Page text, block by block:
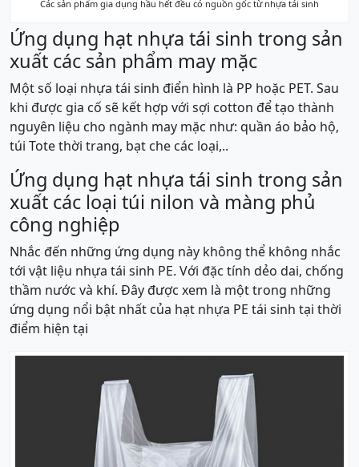
Các sản phẩm gia dụng hầu hết đều có nguồn gốc từ nhựa tái sinh
Ứng dụng hạt nhựa tái sinh trong sản
xuất các sản phẩm may mặc
Một số loại nhựa tái sinh điển hình là PP hoặc PET. Sau
khi được gia cố sẽ kết hợp với sợi cotton để tạo thành
nguyên liệu cho ngành may mặc như: quần áo bảo hộ,
túi Tote thời trang, bạt che các loại,..
Ứng dụng hạt nhựa tái sinh trong sản
xuất các loại túi nilon và màng phủ
công nghiệp
Nhắc đến những ứng dụng này không thể không nhắc
tới vật liệu nhựa tái sinh PE. Với đặc tính dẻo dai, chống
thầm nước và khí. Đây được xem là một trong những
ứng dụng nổi bật nhất của hạt nhựa PE tái sinh tại thời
điểm hiện tại